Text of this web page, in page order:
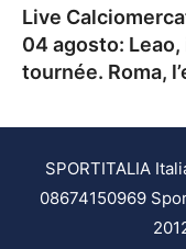
Live
04 agosto:
tournée. Roma,
SPORTITALIA
08674150969